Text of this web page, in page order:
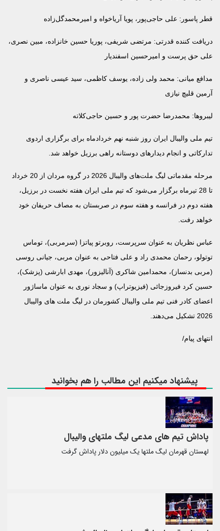
قطر پاسور: علی حاجی‌پور، پویا آریاخواه و امیرمحمدگل‌زاده
دریافت کننده قدرتی: مرتضی شریفی، پوریا حسین خانزاده، مبین نصری،
علی حق پرست و امیرحسین اسفندیار
مدافع میانی: محمد ولی زاده، یوسف کاظمی، سید عیسی ناصری و
آرمین قلیچ نیازی
لیبروها: محمدرضا حضرت پور و حسین حاجی‌کلاته
تیم ملی والیبال ایران روز شنبه نهم خردادماه برای برگزاری اردوی
تدارکاتی و انجام دیدارهای دوستانه راهی برزیل خواهد شد.
مرحله مقدماتی لیگ ملت‌های والیبال 2026 در گروه مردان از 20 خرداد
تا 28 تیرماه برگزار می‌شود که تیم ملی ایران هفته نخست در برزیل،
هفته دوم در فرانسه و هفته سوم در صربستان به مصاف حریفان خود
خواهد رفت.
عباس نظریان به عنوان سرپرست، روبرتو پیاتزا (سرمربی)، توماس
توتولو، رحمان محمدی راد ‌و علی فتاحی به عنوان مربی، جیانی روسی
(مربی بدنساز)، محمدامین شاکری (آنالیزور)، مهدی ابارشی (پزشک)،
حسین کرد فیروزجائی (فیزیوتراپ) و سجاد نوری به عنوان ماساژور
اعضای کادر فنی تیم ملی والیبال کشورمان در لیگ ملت های والیبال
2026 تشکیل می‌دهند.
انتهای پیام/
پیشنهاد میکنیم این مطالب را هم بخوانید
پاداش تیم های مدعی لیگ ملتهای والیبال
لهستان قهرمان لیگ ملتها یک میلیون دلار پاداش گرفت